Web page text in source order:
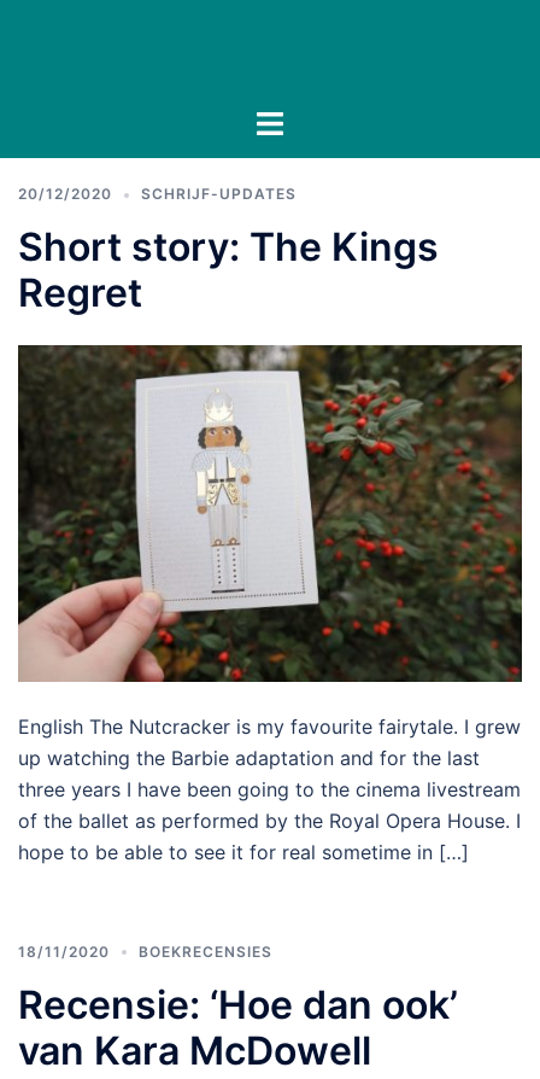
Toggle
20/12/2020 SCHRIJF-UPDATES
Short story: The Kings
Regret
English The Nutcracker is my favourite fairytale. I grew
up watching the Barbie adaptation and for the last
three years I have been going to the cinema livestream
of the ballet as performed by the Royal Opera House. I
hope to be able to see it for real sometime in […]
18/11/2020 BOEKRECENSIES
Recensie: ‘Hoe dan ook’
van Kara McDowell